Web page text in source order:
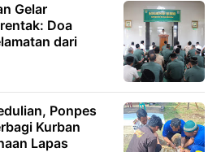
Gelar
Doa
dari
Ponpes
Kurban
Lapas